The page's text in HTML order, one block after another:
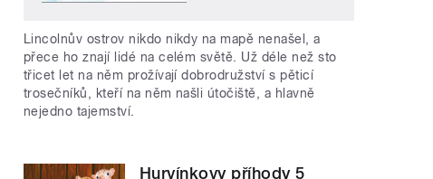
Lincolnův ostrov nikdo nikdy na mapě nenašel, a
přece ho znají lidé na celém světě. Už déle než sto
třicet let na něm prožívají dobrodružství s pěticí
trosečníků, kteří na něm našli útočiště, a hlavně
nejedno tajemství.
Hurvínkovy příhody 5